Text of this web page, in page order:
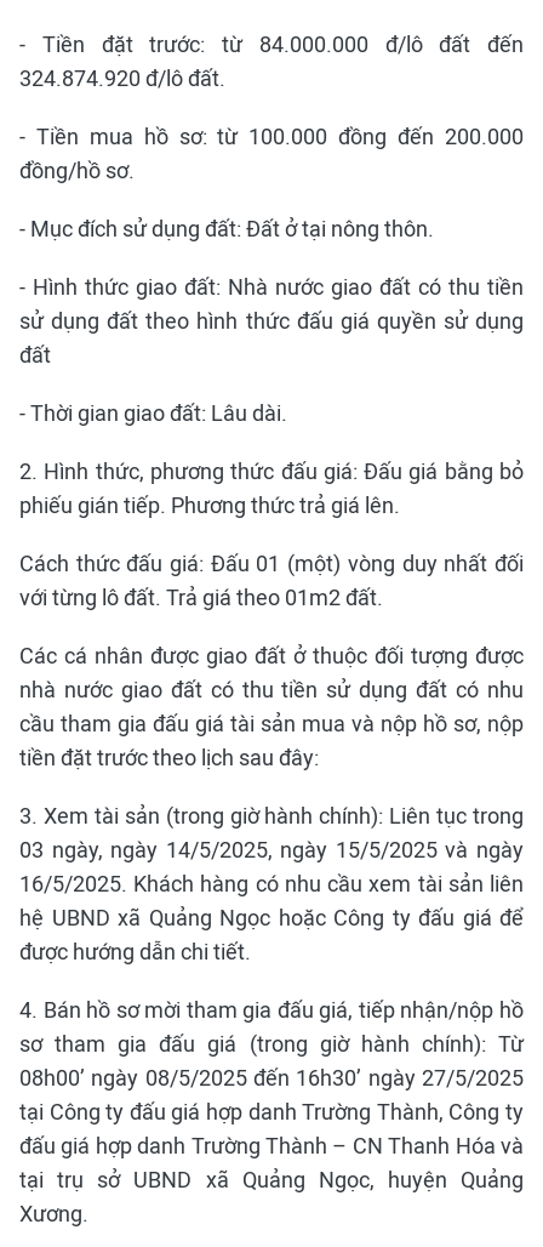
- Tiền đặt trước: từ 84.000.000 đ/lô đất đến
324.874.920 đ/lô đất.
- Tiền mua hồ sơ: từ 100.000 đồng đến 200.000
đồng/hồ sơ.
- Mục đích sử dụng đất: Đất ở tại nông thôn.
- Hình thức giao đất: Nhà nước giao đất có thu tiền
sử dụng đất theo hình thức đấu giá quyền sử dụng
đất
- Thời gian giao đất: Lâu dài.
2. Hình thức, phương thức đấu giá: Đấu giá bằng bỏ
phiếu gián tiếp. Phương thức trả giá lên.
Cách thức đấu giá: Đấu 01 (một) vòng duy nhất đối
với từng lô đất. Trả giá theo 01m2 đất.
Các cá nhân được giao đất ở thuộc đối tượng được
nhà nước giao đất có thu tiền sử dụng đất có nhu
cầu tham gia đấu giá tài sản mua và nộp hồ sơ, nộp
tiền đặt trước theo lịch sau đây:
3. Xem tài sản (trong giờ hành chính): Liên tục trong
03 ngày, ngày 14/5/2025, ngày 15/5/2025 và ngày
16/5/2025. Khách hàng có nhu cầu xem tài sản liên
hệ UBND xã Quảng Ngọc hoặc Công ty đấu giá để
được hướng dẫn chi tiết.
4. Bán hồ sơ mời tham gia đấu giá, tiếp nhận/nộp hồ
sơ tham gia đấu giá (trong giờ hành chính): Từ
08h00’ ngày 08/5/2025 đến 16h30’ ngày 27/5/2025
tại Công ty đấu giá hợp danh Trường Thành, Công ty
đấu giá hợp danh Trường Thành – CN Thanh Hóa và
tại trụ sở UBND xã Quảng Ngọc, huyện Quảng
Xương.